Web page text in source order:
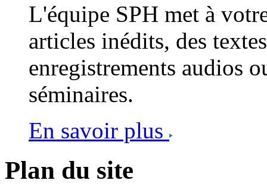
L'équipe SPH met à
articles inédits, des
enregistrements audios
séminaires.
En savoir plus
Plan du site